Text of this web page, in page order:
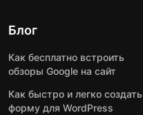
Блог
Как бесплатно встроить
обзоры Google на сайт
Как быстро и легко создать
форму для WordPress